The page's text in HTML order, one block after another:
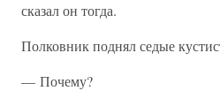
сказал он тогда.
Полковник поднял седые
— Почему?